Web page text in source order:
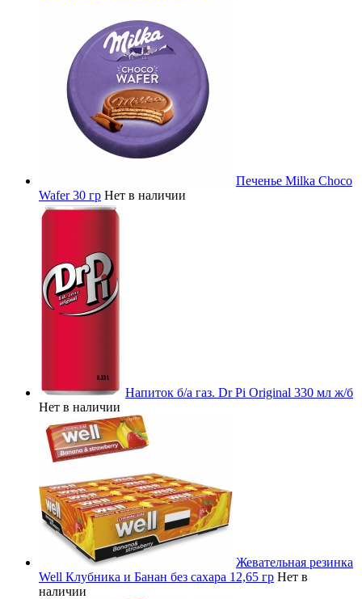
Печенье Milka Choco
Wafer 30 гр Нет в наличии
Напиток б/а газ. Dr Pi Original 330 мл ж/б
Нет в наличии
Жевательная резинка
Well Клубника и Банан без сахара 12,65 гр Нет в
наличии